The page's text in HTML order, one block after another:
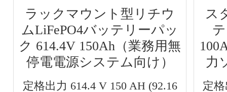
ラックマウント型リチウ
ムLiFePO4バッテリーパッ
ク 614.4V 150Ah（業務用無
停電電源システム向け）
定格出力 614.4 V 150 AH (92.16
ス
力
定